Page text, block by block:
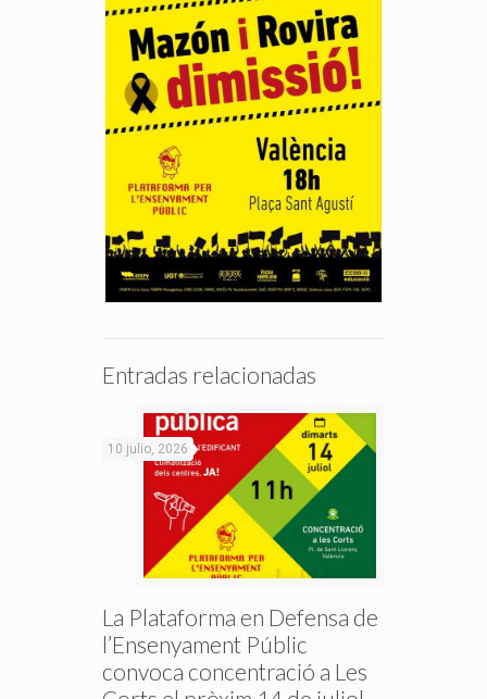
Entradas relacionadas
10 julio, 2026
La Plataforma en Defensa de
l’Ensenyament Públic
convoca concentració a Les